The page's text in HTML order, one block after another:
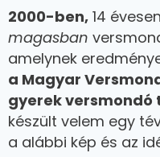
2000-ben, 14 évesen
magasban
amelynek
a Magyar
gyerek versmondó
készült velem egy
a alábbi kép és az